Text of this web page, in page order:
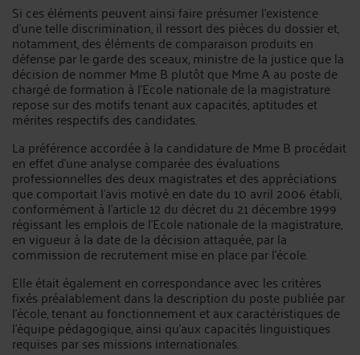
Si ces éléments peuvent ainsi faire présumer l’existence
d’une telle discrimination, il ressort des pièces du dossier et,
notamment, des éléments de comparaison produits en
défense par le garde des sceaux, ministre de la justice que la
décision de nommer Mme B plutôt que Mme A au poste de
chargé de formation à l’Ecole nationale de la magistrature
repose sur des motifs tenant aux capacités, aptitudes et
mérites respectifs des candidates.
La préférence accordée à la candidature de Mme B procédait
en effet d’une analyse comparée des évaluations
professionnelles des deux magistrates et des appréciations
que comportait l’avis motivé en date du 10 avril 2006 établi,
conformément à l’article 12 du décret du 21 décembre 1999
régissant les emplois de l’Ecole nationale de la magistrature,
en vigueur à la date de la décision attaquée, par la
commission de recrutement mise en place par l’école.
Elle était également en correspondance avec les critères
fixés préalablement dans la description du poste publiée par
l’école, tenant au fonctionnement et aux caractéristiques de
l’équipe pédagogique, ainsi qu’aux capacités linguistiques
requises par ses missions internationales.